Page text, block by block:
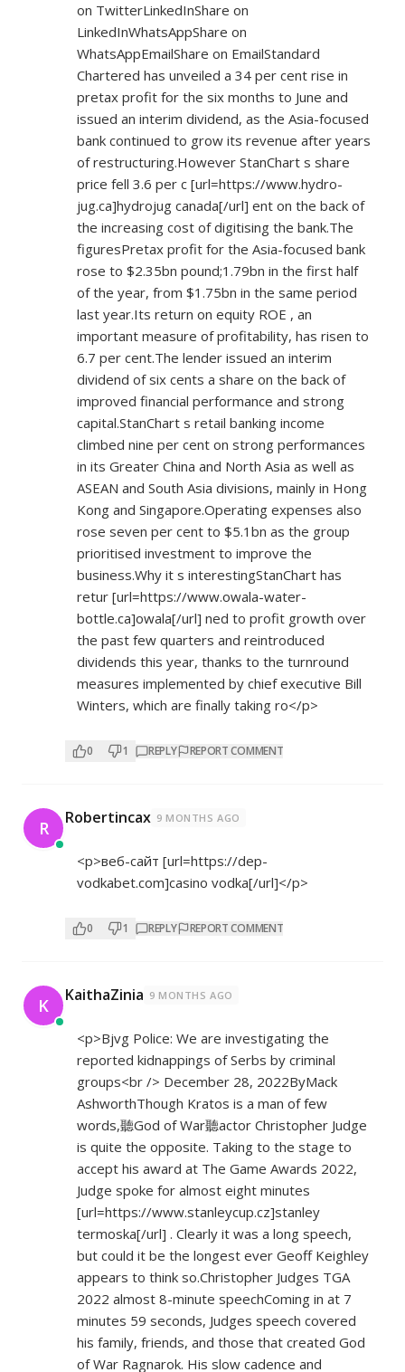
on TwitterLinkedInShare on
LinkedInWhatsAppShare on
WhatsAppEmailShare on EmailStandard
Chartered has unveiled a 34 per cent rise in
pretax profit for the six months to June and
issued an interim dividend, as the Asia-focused
bank continued to grow its revenue after years
of restructuring.However StanChart s share
price fell 3.6 per c [url=https://www.hydro-
jug.ca]hydrojug canada[/url] ent on the back of
the increasing cost of digitising the bank.The
figuresPretax profit for the Asia-focused bank
rose to $2.35bn pound;1.79bn in the first half
of the year, from $1.75bn in the same period
last year.Its return on equity ROE , an
important measure of profitability, has risen to
6.7 per cent.The lender issued an interim
dividend of six cents a share on the back of
improved financial performance and strong
capital.StanChart s retail banking income
climbed nine per cent on strong performances
in its Greater China and North Asia as well as
ASEAN and South Asia divisions, mainly in Hong
Kong and Singapore.Operating expenses also
rose seven per cent to $5.1bn as the group
prioritised investment to improve the
business.Why it s interestingStanChart has
retur [url=https://www.owala-water-
bottle.ca]owala[/url] ned to profit growth over
the past few quarters and reintroduced
dividends this year, thanks to the turnround
measures implemented by chief executive Bill
Winters, which are finally taking ro</p>
0 1 REPLY REPORT COMMENT
R Robertincax 9 MONTHS AGO
<p>веб-сайт [url=https://dep-
vodkabet.com]casino vodka[/url]</p>
0 1 REPLY REPORT COMMENT
K KaithaZinia 9 MONTHS AGO
<p>Bjvg Police: We are investigating the
reported kidnappings of Serbs by criminal
groups<br /> December 28, 2022ByMack
AshworthThough Kratos is a man of few
words,聽God of War聽actor Christopher Judge
is quite the opposite. Taking to the stage to
accept his award at The Game Awards 2022,
Judge spoke for almost eight minutes
[url=https://www.stanleycup.cz]stanley
termoska[/url] . Clearly it was a long speech,
but could it be the longest ever Geoff Keighley
appears to think so.Christopher Judges TGA
2022 almost 8-minute speechComing in at 7
minutes 59 seconds, Judges speech covered
his family, friends, and those that created God
of War Ragnarok. His slow cadence and